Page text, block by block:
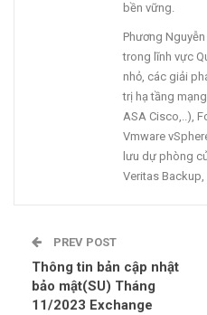
bền vững.
Phương
trong lĩnh vực
nhỏ, các giải
trị hạ tầng
ASA Cisco,..),
Vmware
lưu dự phòng
Veritas
PREV POST
Thông tin bản cập nhật
bảo mật(SU) Tháng
11/2023 Exchange